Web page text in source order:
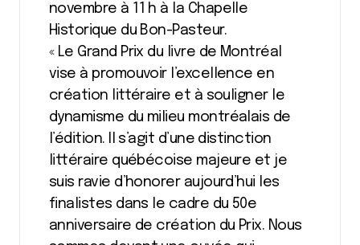
novembre à 11 h à la Chapelle
Historique du Bon-Pasteur.
« Le Grand Prix du livre de Montréal
vise à promouvoir l’excellence en
création littéraire et à souligner le
dynamisme du milieu montréalais de
l’édition. Il s’agit d’une distinction
littéraire québécoise majeure et je
suis ravie d’honorer aujourd’hui les
finalistes dans le cadre du 50e
anniversaire de création du Prix. Nous